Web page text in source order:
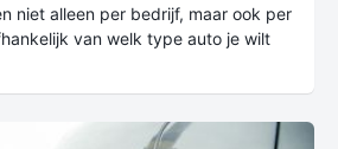
niet alleen per bedrijf, maar ook per
van welk type auto je wilt